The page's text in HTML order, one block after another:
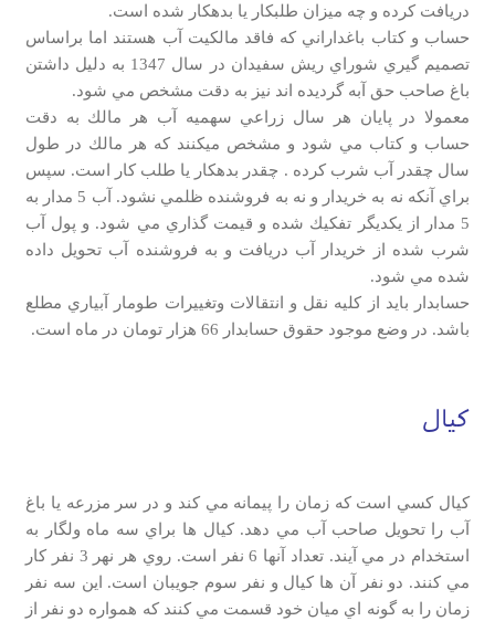
دريافت كرده و چه ميزان طلبكار يا بدهكار شده است.
حساب و كتاب باغداراني كه فاقد مالكيت آب هستند اما براساس
تصميم گيري شوراي ريش سفيدان در سال 1347 به دليل داشتن
باغ صاحب حق آبه گرديده اند نيز به دقت مشخص مي شود.
معمولا در پايان هر سال زراعي سهميه آب هر مالك به دقت
حساب و كتاب مي شود و مشخص ميكنند كه هر مالك در طول
سال چقدر آب شرب كرده . چقدر بدهكار يا طلب كار است. سپس
براي آنكه نه به خريدار و نه به فروشنده ظلمي نشود. آب 5 مدار به
5 مدار از يكديگر تفكيك شده و قيمت گذاري مي شود. و پول آب
شرب شده از خريدار آب دريافت و به فروشنده آب تحويل داده
شده مي شود.
حسابدار بايد از كليه نقل و انتقالات وتغييرات طومار آبياري مطلع
باشد. در وضع موجود حقوق حسابدار 66 هزار تومان در ماه است.
كيال
كيال كسي است كه زمان را پيمانه مي كند و در سر مزرعه يا باغ
آب را تحويل صاحب آب مي دهد. كيال ها براي سه ماه ولگار به
استخدام در مي آيند. تعداد آنها 6 نفر است. روي هر نهر 3 نفر كار
مي كنند. دو نفر آن ها كيال و نفر سوم جويبان است. اين سه نفر
زمان را به گونه اي ميان خود قسمت مي كنند كه همواره دو نفر از